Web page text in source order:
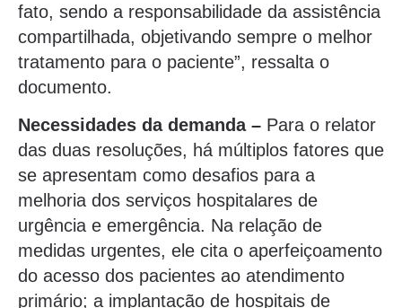
fato, sendo a responsabilidade da assistência
compartilhada, objetivando sempre o melhor
tratamento para o paciente”, ressalta o
documento.
Necessidades da demanda – Para o relator
das duas resoluções, há múltiplos fatores que
se apresentam como desafios para a
melhoria dos serviços hospitalares de
urgência e emergência. Na relação de
medidas urgentes, ele cita o aperfeiçoamento
do acesso dos pacientes ao atendimento
primário; a implantação de hospitais de